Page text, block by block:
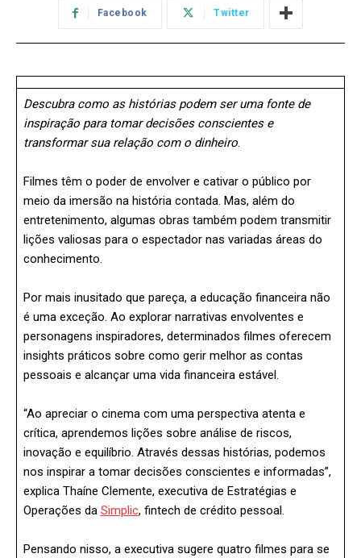
Facebook Twitter
Descubra como as histórias podem ser uma fonte de
inspiração para tomar decisões conscientes e
transformar sua relação com o dinheiro.
Filmes têm o poder de envolver e cativar o público por
meio da imersão na história contada. Mas, além do
entretenimento, algumas obras também podem transmitir
lições valiosas para o espectador nas variadas áreas do
conhecimento.
Por mais inusitado que pareça, a educação financeira não
é uma exceção. Ao explorar narrativas envolventes e
personagens inspiradores, determinados filmes oferecem
insights práticos sobre como gerir melhor as contas
pessoais e alcançar uma vida financeira estável.
“Ao apreciar o cinema com uma perspectiva atenta e
crítica, aprendemos lições sobre análise de riscos,
inovação e equilíbrio. Através dessas histórias, podemos
nos inspirar a tomar decisões conscientes e informadas”,
explica Thaíne Clemente, executiva de Estratégias e
Operações da Simplic, fintech de crédito pessoal.
Pensando nisso, a executiva sugere quatro filmes para se